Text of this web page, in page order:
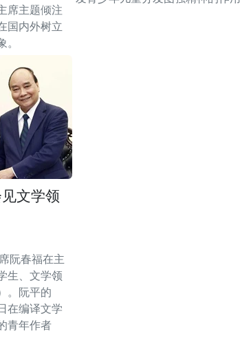
席主题倾注
国内外树立
文学领
阮春福在主
生、文学领
。阮平的
在编译文学
青年作者